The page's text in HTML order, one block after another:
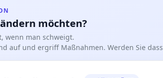
möchten?
wenn man schweigt.
auf und ergriff Maßnahmen. Werden Sie